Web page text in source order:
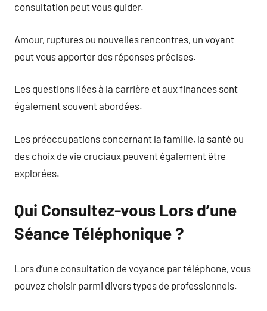
consultation peut vous guider.
Amour, ruptures ou nouvelles rencontres, un voyant
peut vous apporter des réponses précises.
Les questions liées à la carrière et aux finances sont
également souvent abordées.
Les préoccupations concernant la famille, la santé ou
des choix de vie cruciaux peuvent également être
explorées.
Qui Consultez-vous Lors d’une
Séance Téléphonique ?
Lors d’une consultation de voyance par téléphone, vous
pouvez choisir parmi divers types de professionnels.